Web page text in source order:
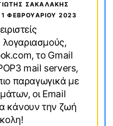
ΣΑΚΑΛΆΚΗΣ
1 ΦΕΒΡΟΥΑΡΊΟΥ 2023
το Gmail
mail servers,
παραγωγικά με
οι Email
κάνουν την ζωή